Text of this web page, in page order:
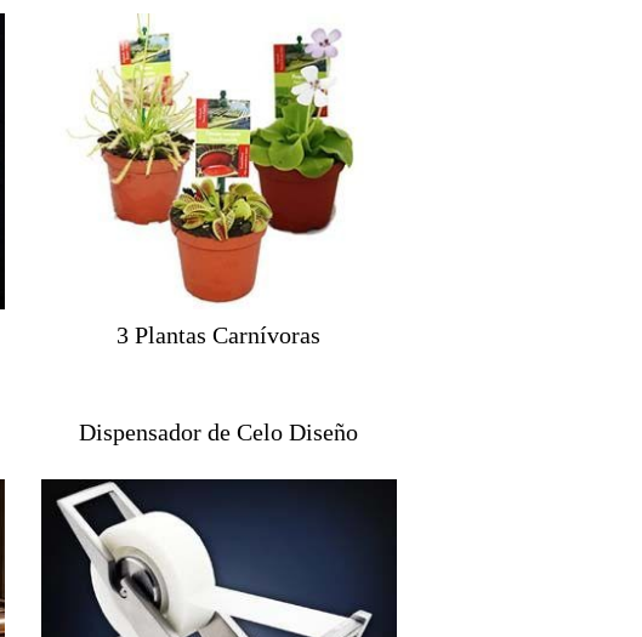
3 Plantas Carnívoras
Dispensador de Celo Diseño